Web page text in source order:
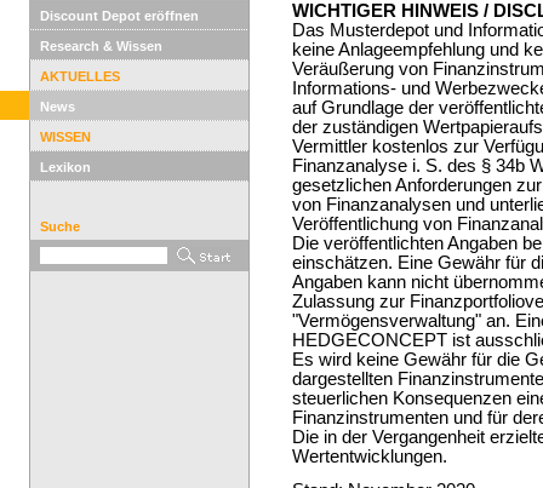
Discount Depot eröffnen
Research & Wissen
AKTUELLES
News
WISSEN
Lexikon
Suche
WICHTIGER HINWEIS /
Das Musterdepot und
keine Anlageempfehlung und
Veräußerung von
Informations- und
auf Grundlage der
der zuständigen
Vermittler kostenlos zur
Finanzanalyse i. S. des § 34b
gesetzlichen Anforderungen
von Finanzanalysen und
Veröffentlichung von
Die veröffentlichten Angaben
einschätzen. Eine Gewähr für
Angaben kann nicht
Zulassung zur
"Vermögensverwaltung" an.
HEDGECONCEPT ist
Es wird keine Gewähr für die
dargestellten
steuerlichen Konsequenzen
Finanzinstrumenten und für
Die in der Vergangenheit
Wertentwicklungen.